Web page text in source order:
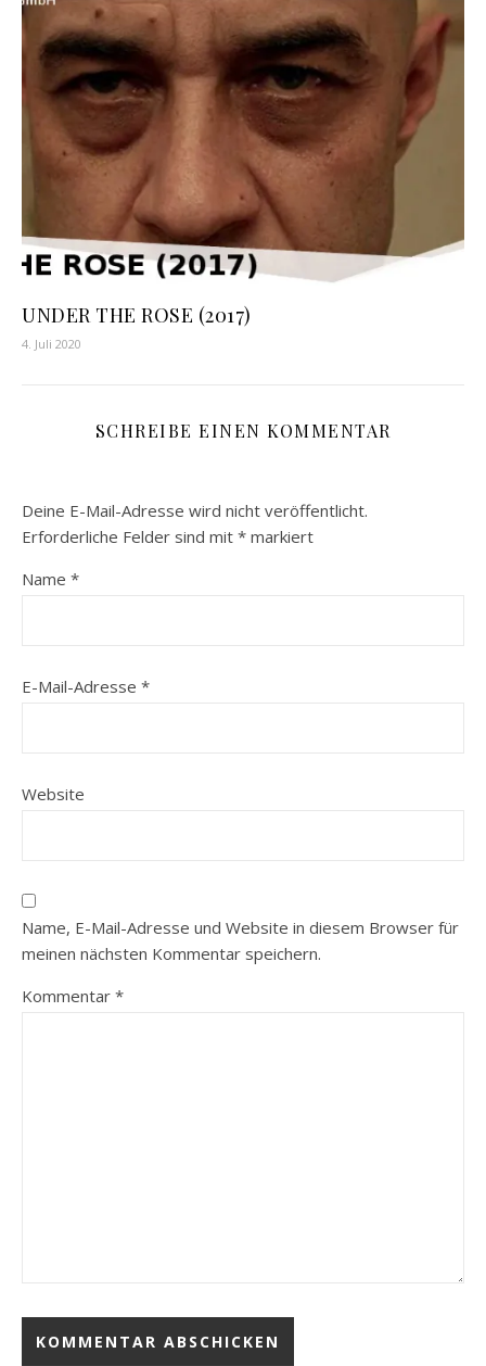
UNDER THE ROSE (2017)
4. Juli 2020
SCHREIBE EINEN KOMMENTAR
Deine E-Mail-Adresse wird nicht veröffentlicht.
Erforderliche Felder sind mit * markiert
Name *
E-Mail-Adresse *
Website
Name, E-Mail-Adresse und Website in diesem Browser für
meinen nächsten Kommentar speichern.
Kommentar *